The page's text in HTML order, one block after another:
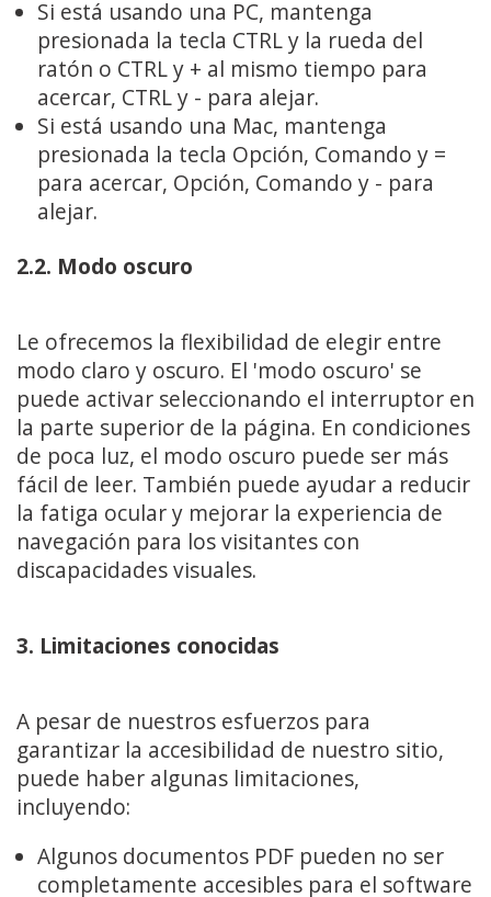
Si está usando una PC, mantenga
presionada la tecla CTRL y la rueda del
ratón o CTRL y + al mismo tiempo para
acercar, CTRL y - para alejar.
Si está usando una Mac, mantenga
presionada la tecla Opción, Comando y =
para acercar, Opción, Comando y - para
alejar.
2.2. Modo oscuro
Le ofrecemos la flexibilidad de elegir entre
modo claro y oscuro. El 'modo oscuro' se
puede activar seleccionando el interruptor en
la parte superior de la página. En condiciones
de poca luz, el modo oscuro puede ser más
fácil de leer. También puede ayudar a reducir
la fatiga ocular y mejorar la experiencia de
navegación para los visitantes con
discapacidades visuales.
3. Limitaciones conocidas
A pesar de nuestros esfuerzos para
garantizar la accesibilidad de nuestro sitio,
puede haber algunas limitaciones,
incluyendo:
Algunos documentos PDF pueden no ser
completamente accesibles para el software